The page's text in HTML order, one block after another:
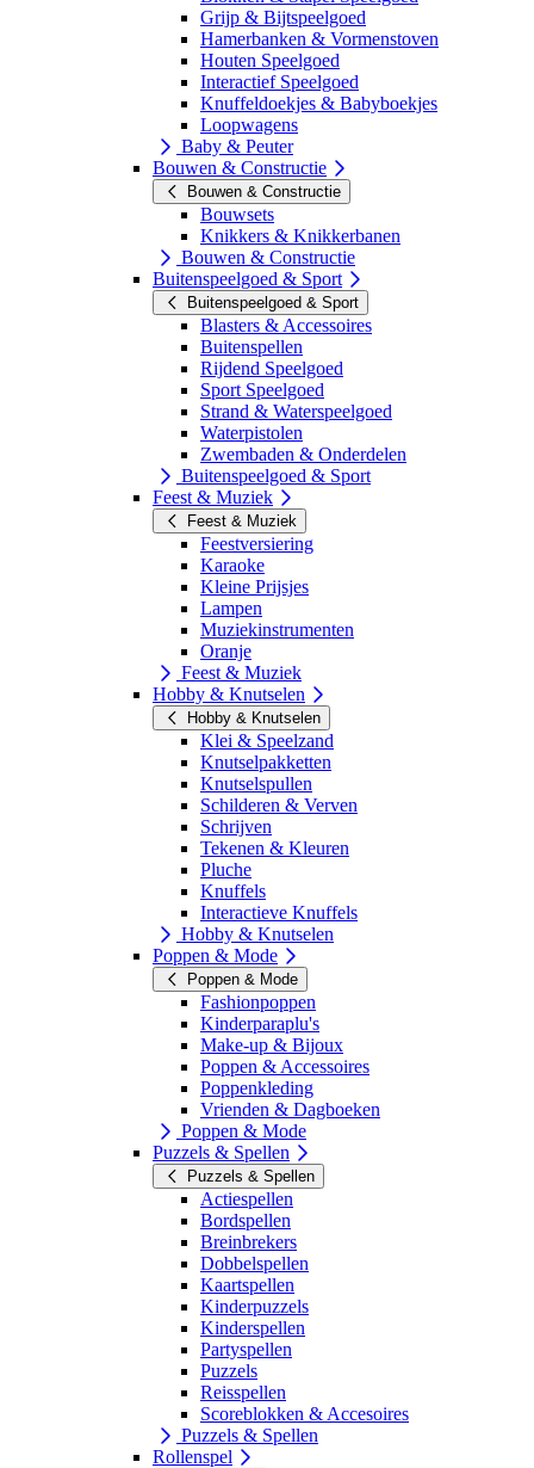
Grijp & Bijtspeelgoed
Hamerbanken & Vormenstoven
Houten Speelgoed
Interactief Speelgoed
Knuffeldoekjes & Babyboekjes
Loopwagens
Baby & Peuter
Bouwen & Constructie
Bouwen & Constructie
Bouwsets
Knikkers & Knikkerbanen
Bouwen & Constructie
Buitenspeelgoed & Sport
Buitenspeelgoed & Sport
Blasters & Accessoires
Buitenspellen
Rijdend Speelgoed
Sport Speelgoed
Strand & Waterspeelgoed
Waterpistolen
Zwembaden & Onderdelen
Buitenspeelgoed & Sport
Feest & Muziek
Feest & Muziek
Feestversiering
Karaoke
Kleine Prijsjes
Lampen
Muziekinstrumenten
Oranje
Feest & Muziek
Hobby & Knutselen
Hobby & Knutselen
Klei & Speelzand
Knutselpakketten
Knutselspullen
Schilderen & Verven
Schrijven
Tekenen & Kleuren
Pluche
Knuffels
Interactieve Knuffels
Hobby & Knutselen
Poppen & Mode
Poppen & Mode
Fashionpoppen
Kinderparaplu's
Make-up & Bijoux
Poppen & Accessoires
Poppenkleding
Vrienden & Dagboeken
Poppen & Mode
Puzzels & Spellen
Puzzels & Spellen
Actiespellen
Bordspellen
Breinbrekers
Dobbelspellen
Kaartspellen
Kinderpuzzels
Kinderspellen
Partyspellen
Puzzels
Reisspellen
Scoreblokken & Accesoires
Puzzels & Spellen
Rollenspel